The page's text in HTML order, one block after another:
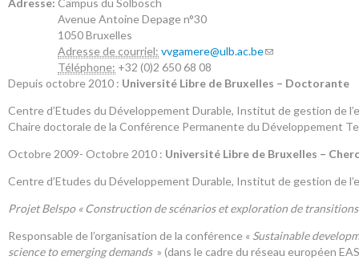
Adresse: Campus du Solbosch
Avenue Antoine Depage n°30
1050Bruxelles
Adresse de courriel: vvgamere@ulb.ac.be
Téléphone: +32 (0)2 650 68 08
Depuis octobre 2010 : Université Libre de Bruxelles – Doctorante
Centre d’Etudes du Développement Durable, Institut de gestion de
Chaire doctorale de la Conférence Permanente du Développement
Octobre 2009- Octobre 2010 : Université Libre de Bruxelles –
Centre d’Etudes du Développement Durable, Institut de gestion de
Projet Belspo « Construction de scénarios et exploration de
Responsable de l’organisation de la conférence « Sustainable
science to emerging demands » (dans le cadre du réseau européen